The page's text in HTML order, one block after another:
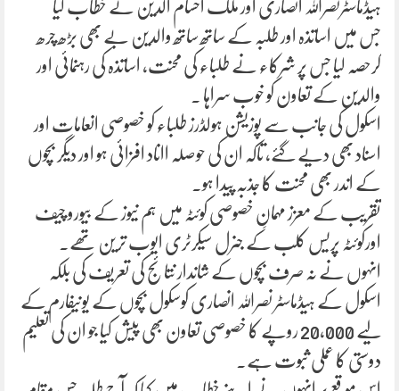
ہیڈماسٹرنصراللہ انصاری اور ملک احسام الدین نے خطاب کیا
جس میں اساتذہ اور طلبہ کے ساتھ ساتھ والدین بے بھی بڑھ چرھ
کرحصہ لیا جس پر شرکاء نے طلباء کی محنت، اساتذہ کی رہنمائی اور
والدین کے تعاون کو خوب سراہا ۔
اسکول کی جانب سے پوزیشن ہولڈرز طلباء کو خصوصی انعامات اور
اسناد بھی دیے گئے، تاکہ ان کی حوصلہ ااناد افزائی ہو اور دیگر بچوں
کے اندر بھی محنت کا جذبہ پیدا ہو۔
تقریب کے معزز مہمانِ خصوصی کوئٹہ میں ہم نیوز کے بیورو چیف
اورکوئٹہ پریس کلب کے جنرل سیکرٹری ایوب ترین تھے۔
انہوں نے نہ صرف بچوں کے شاندار نتائج کی تعریف کی بلکہ
اسکول کے ہیڈماسٹر نصراللہ انصاری کوسکول بچوں کے یونیفارم کے
لیے 20,000 روپے کا خصوصی تعاون بھی پیش کیا جو ان کی تعلیم
دوستی کا عملی ثبوت ہے۔